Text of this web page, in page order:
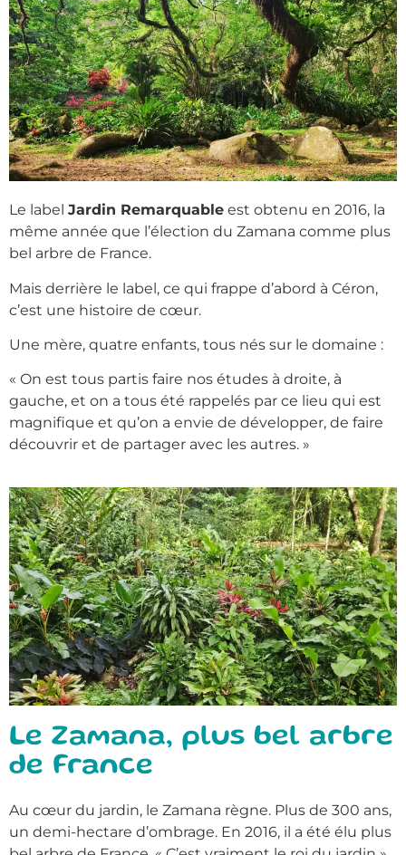
Le label Jardin Remarquable est obtenu en 2016, la
même année que l’élection du Zamana comme plus
bel arbre de France.
Mais derrière le label, ce qui frappe d’abord à Céron,
c’est une histoire de cœur.
Une mère, quatre enfants, tous nés sur le domaine :
« On est tous partis faire nos études à droite, à
gauche, et on a tous été rappelés par ce lieu qui est
magnifique et qu’on a envie de développer, de faire
découvrir et de partager avec les autres. »
Le Zamana, plus bel arbre
de France
Au cœur du jardin, le Zamana règne. Plus de 300 ans,
un demi-hectare d’ombrage. En 2016, il a été élu plus